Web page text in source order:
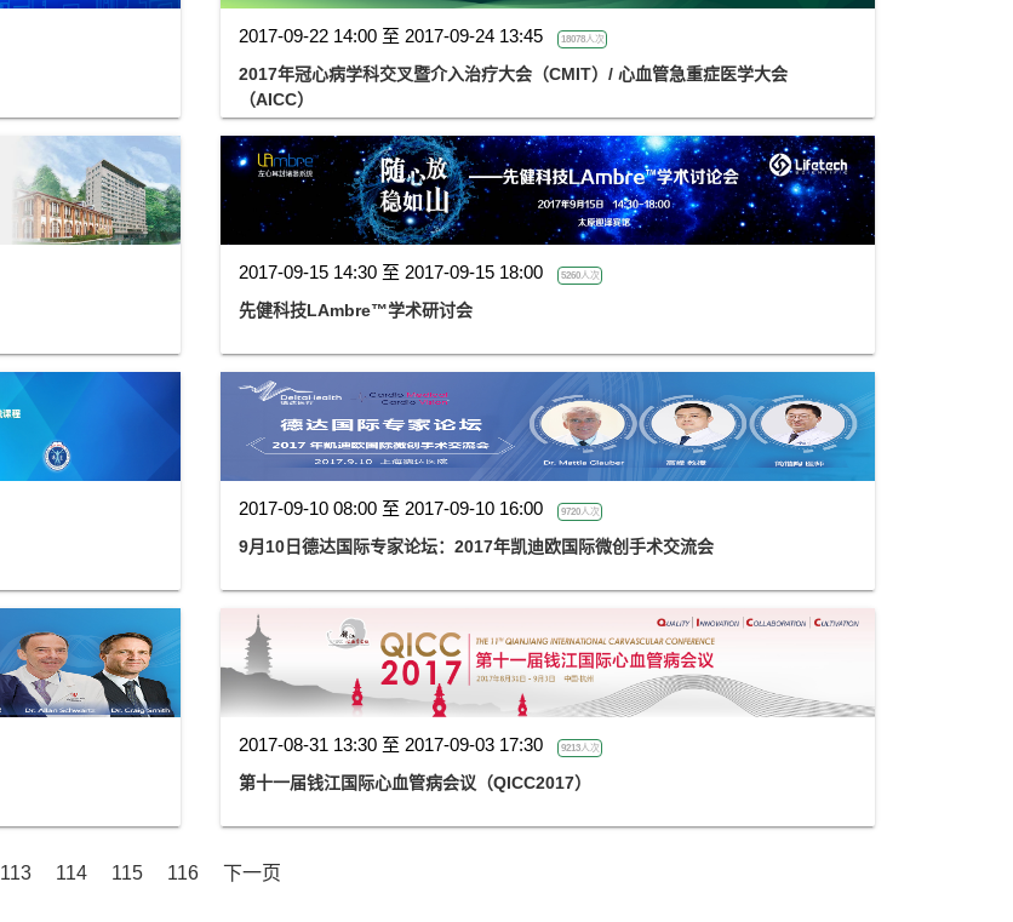
2017-09-22 14:00 至 2017-09-24 13:45 18078人次
2017年冠心病学科交叉暨介入治疗大会（CMIT）/ 心血管急重症医学大会
（AICC）
2017-09-15 14:30 至 2017-09-15 18:00 5260人次
先健科技LAmbre™学术研讨会
2017-09-10 08:00 至 2017-09-10 16:00 9720人次
9月10日德达国际专家论坛：2017年凯迪欧国际微创手术交流会
2017-08-31 13:30 至 2017-09-03 17:30 9213人次
第十一届钱江国际心血管病会议（QICC2017）
113 114 115 116 下一页